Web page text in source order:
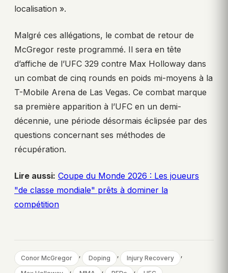
localisation ».
Malgré ces allégations, le combat de retour de
McGregor reste programmé. Il sera en tête
d’affiche de l’UFC 329 contre Max Holloway dans
un combat de cinq rounds en poids mi-moyens à la
T-Mobile Arena de Las Vegas. Ce combat marque
sa première apparition à l’UFC en un demi-
décennie, une période désormais éclipsée par des
questions concernant ses méthodes de
récupération.
Lire aussi: Coupe du Monde 2026 : Les joueurs
"de classe mondiale" prêts à dominer la
compétition
Conor McGregor , Doping , Injury Recovery ,
, , ,